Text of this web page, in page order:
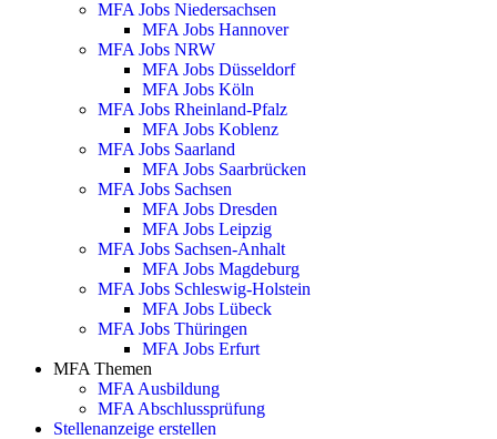
MFA Jobs Niedersachsen
MFA Jobs Hannover
MFA Jobs NRW
MFA Jobs Düsseldorf
MFA Jobs Köln
MFA Jobs Rheinland-Pfalz
MFA Jobs Koblenz
MFA Jobs Saarland
MFA Jobs Saarbrücken
MFA Jobs Sachsen
MFA Jobs Dresden
MFA Jobs Leipzig
MFA Jobs Sachsen-Anhalt
MFA Jobs Magdeburg
MFA Jobs Schleswig-Holstein
MFA Jobs Lübeck
MFA Jobs Thüringen
MFA Jobs Erfurt
MFA Themen
MFA Ausbildung
MFA Abschlussprüfung
Stellenanzeige erstellen